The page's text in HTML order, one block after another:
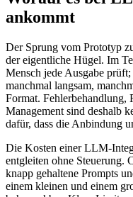
ankommt
Der Sprung vom Prototyp
der eigentliche Hügel. Im
Mensch jede Ausgabe
manchmal langsam,
Format.
Management sind deshalb
dafür, dass die Anbindung
Die Kosten einer LLM-
entgleiten ohne Steuerung.
knapp gehaltene Prompts
einem kleinen und einem